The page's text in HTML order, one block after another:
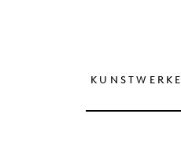
KUNSTWERKE